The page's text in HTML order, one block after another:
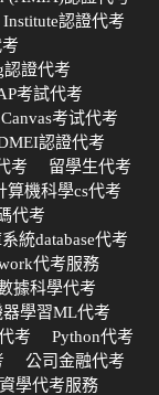
Institute認證代考
認證代考
考試代考
Canvas考试代考
認證代考
考
留學生代考
算機科學cs代考
代考
統database代考
代考服務
據科學代考
器學習ML代考
考
Python代考
公司金融代考
學代考服務